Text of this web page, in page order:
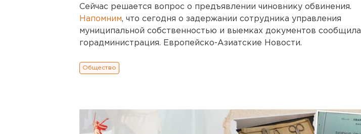
Сейчас решается вопрос о предъявлении чиновнику обвинения.
Напомним, что сегодня о задержании сотрудника управления
муниципальной собственностью и выемках документов сообщила
горадминистрация. Европейско-Азиатские Новости.
Общество